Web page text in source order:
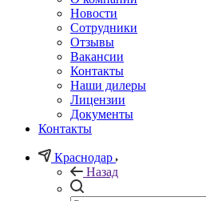
Новости
Сотрудники
Отзывы
Вакансии
Контакты
Наши дилеры
Лицензии
Документы
Контакты
Краснодар
Назад